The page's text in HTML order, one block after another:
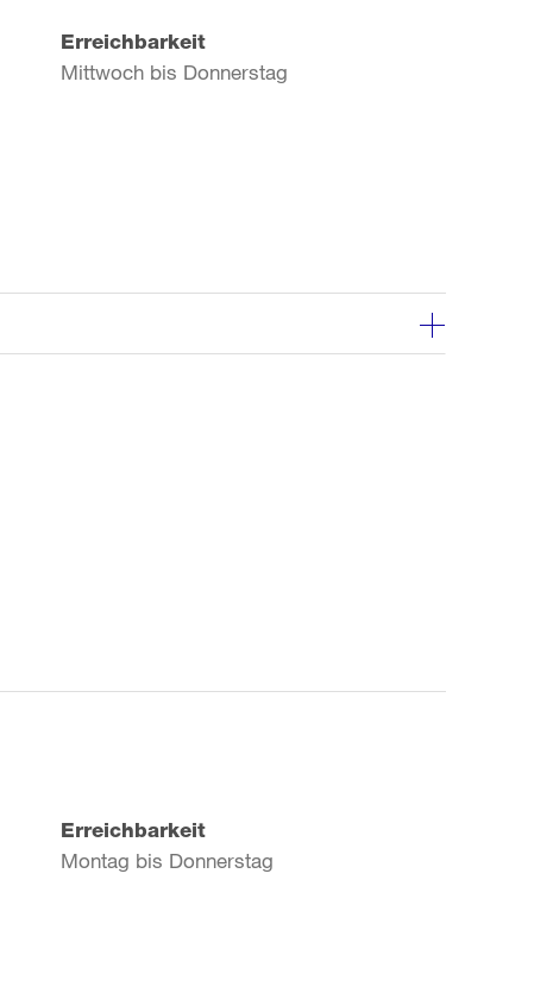
Erreichbarkeit
Mittwoch bis Donnerstag
Erreichbarkeit
Montag bis Donnerstag